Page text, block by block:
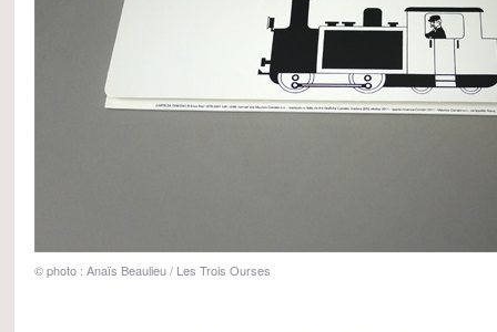
© photo : Anaïs Beaulieu / Les Trois Ourses